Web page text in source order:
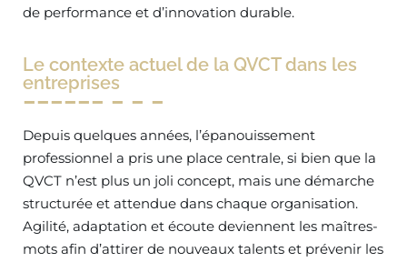
de performance et d’innovation durable.
Le contexte actuel de la QVCT dans les
entreprises
Depuis quelques années, l’épanouissement
professionnel a pris une place centrale, si bien que la
QVCT n’est plus un joli concept, mais une démarche
structurée et attendue dans chaque organisation.
Agilité, adaptation et écoute deviennent les maîtres-
mots afin d’attirer de nouveaux talents et prévenir les